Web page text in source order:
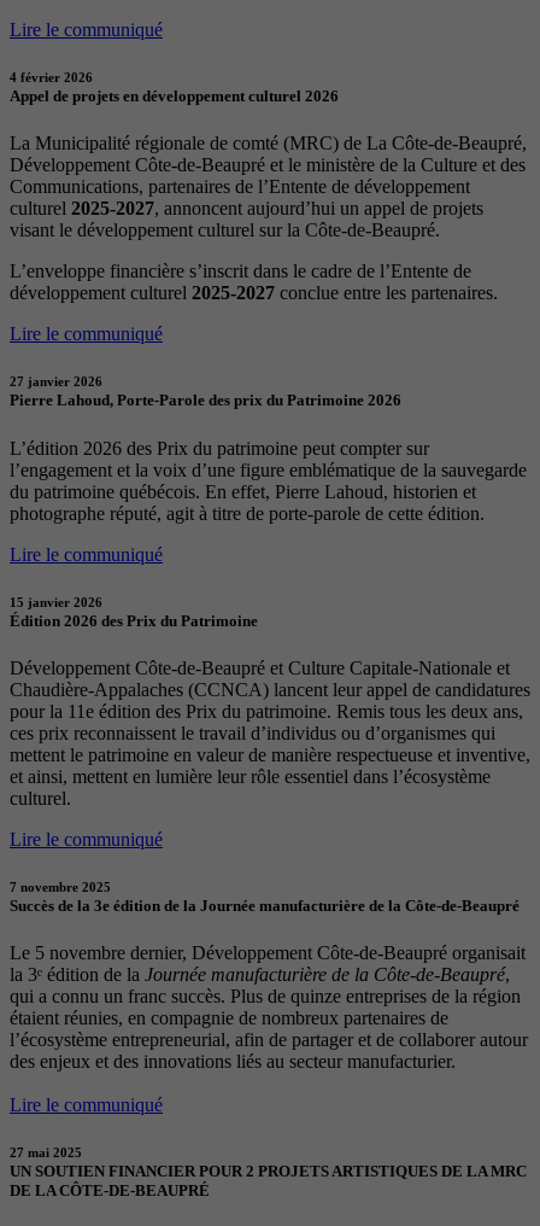
Lire le communiqué
4 février 2026
Appel de projets en développement culturel 2026
La Municipalité régionale de comté (MRC) de La Côte-de-Beaupré,
Développement Côte-de-Beaupré et le ministère de la Culture et des
Communications, partenaires de l’Entente de développement
culturel 2025-2027, annoncent aujourd’hui un appel de projets
visant le développement culturel sur la Côte-de-Beaupré.
L’enveloppe financière s’inscrit dans le cadre de l’Entente de
développement culturel 2025-2027 conclue entre les partenaires.
Lire le communiqué
27 janvier 2026
Pierre Lahoud, Porte-Parole des prix du Patrimoine 2026
L’édition 2026 des Prix du patrimoine peut compter sur
l’engagement et la voix d’une figure emblématique de la sauvegarde
du patrimoine québécois. En effet, Pierre Lahoud, historien et
photographe réputé, agit à titre de porte-parole de cette édition.
Lire le communiqué
15 janvier 2026
Édition 2026 des Prix du Patrimoine
Développement Côte-de-Beaupré et Culture Capitale-Nationale et
Chaudière-Appalaches (CCNCA) lancent leur appel de candidatures
pour la 11e édition des Prix du patrimoine. Remis tous les deux ans,
ces prix reconnaissent le travail d’individus ou d’organismes qui
mettent le patrimoine en valeur de manière respectueuse et inventive,
et ainsi, mettent en lumière leur rôle essentiel dans l’écosystème
culturel.
Lire le communiqué
7 novembre 2025
Succès de la 3e édition de la Journée manufacturière de la Côte-de-Beaupré
Le 5 novembre dernier, Développement Côte-de-Beaupré organisait
la 3ᵉ édition de la Journée manufacturière de la Côte-de-Beaupré,
qui a connu un franc succès. Plus de quinze entreprises de la région
étaient réunies, en compagnie de nombreux partenaires de
l’écosystème entrepreneurial, afin de partager et de collaborer autour
des enjeux et des innovations liés au secteur manufacturier.
Lire le communiqué
27 mai 2025
UN SOUTIEN FINANCIER POUR 2 PROJETS ARTISTIQUES DE LA MRC
DE LA CÔTE-DE-BEAUPRÉ